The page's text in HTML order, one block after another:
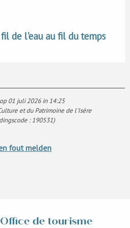
fil de l'eau au fil du temps
01 juli 2026 in 14:25
et du Patrimoine de l'Isère
:190531)
fout melden
de tourisme